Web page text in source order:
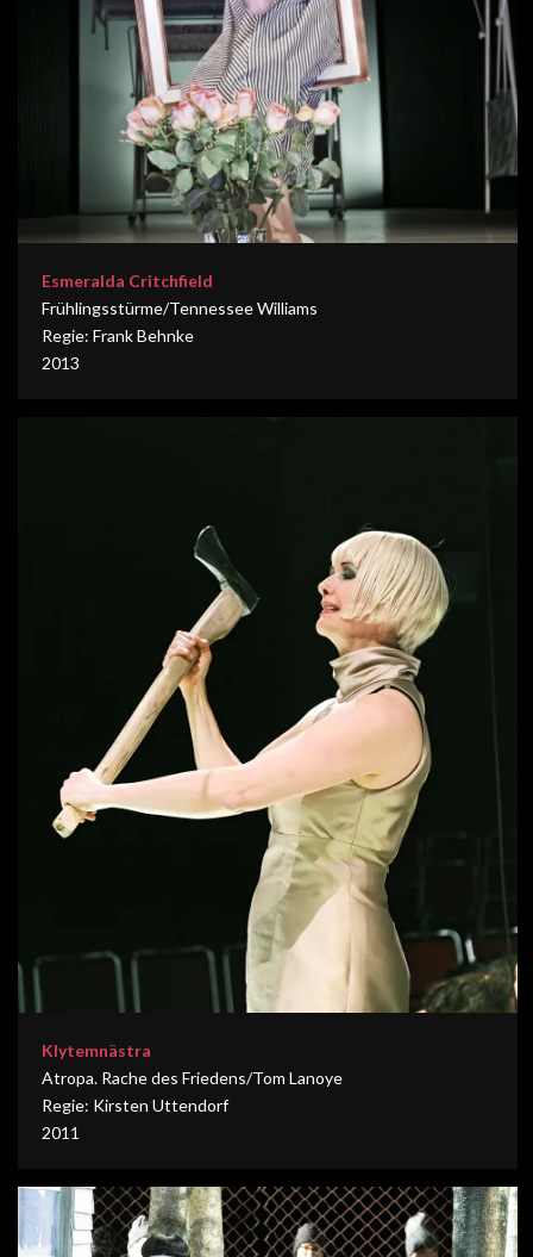
Esmeralda Critchfield
Frühlingsstürme/Tennessee Williams
Regie: Frank Behnke
2013
Klytemnästra
Atropa. Rache des Friedens/Tom Lanoye
Regie: Kirsten Uttendorf
2011